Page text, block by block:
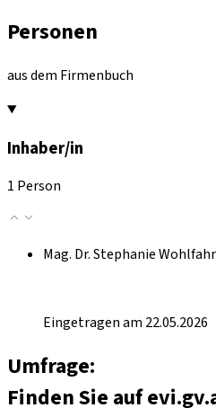
Personen
aus dem Firmenbuch
Inhaber/in
1 Person
Mag. Dr. Stephanie
Eingetragen am 22.05.2026
Umfrage:
Finden Sie auf